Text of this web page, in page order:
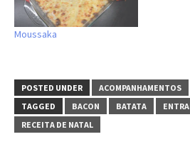
Moussaka
POSTED UNDER ACOMPANHAMENTOS
TAGGED
BACON BATATA
RECEITA DE NATAL